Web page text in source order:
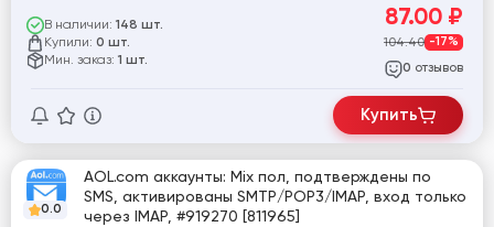
В наличии: 148 шт.
Купили: 0 шт.
Мин. заказ: 1 шт.
87.00 ₽
104.40 -17%
0 отзывов
Купить
0.0
AOL.com аккаунты: Mix пол, подтверждены по
SMS, активированы SMTP/POP3/IMAP, вход только
через IMAP, #919270 [811965]